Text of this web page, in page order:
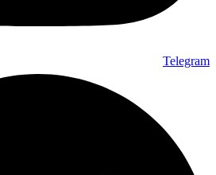
Telegram